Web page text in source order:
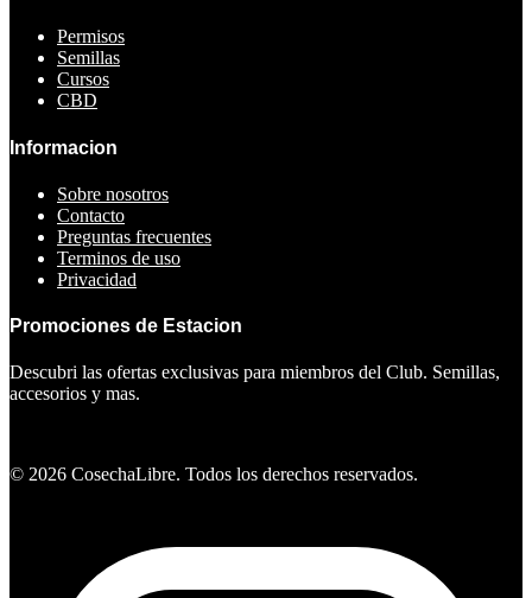
Permisos
Semillas
Cursos
CBD
Informacion
Sobre nosotros
Contacto
Preguntas frecuentes
Terminos de uso
Privacidad
Promociones de Estacion
Descubri las ofertas exclusivas para miembros del Club. Semillas,
accesorios y mas.
© 2026 CosechaLibre. Todos los derechos reservados.